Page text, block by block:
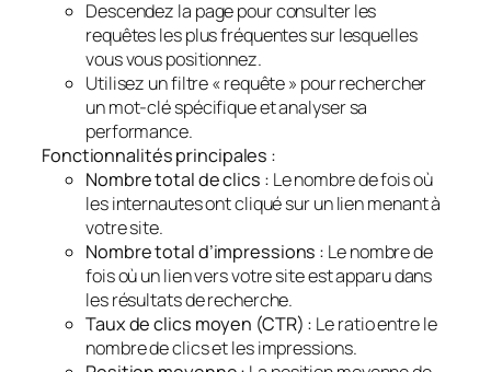
Descendez la page pour consulter les
requêtes les plus fréquentes sur lesquelles
vous vous positionnez.
Utilisez un filtre « requête » pour rechercher
un mot-clé spécifique et analyser sa
performance.
Fonctionnalités principales :
Nombre total de clics : Le nombre de fois où
les internautes ont cliqué sur un lien menant à
votre site.
Nombre total d’impressions : Le nombre de
fois où un lien vers votre site est apparu dans
les résultats de recherche.
Taux de clics moyen (CTR) : Le ratio entre le
nombre de clics et les impressions.